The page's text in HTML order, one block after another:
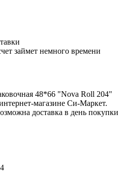
займет немного времени
48*66 "Nova Roll 204"
магазине Си-Маркет.
доставка в день покупки